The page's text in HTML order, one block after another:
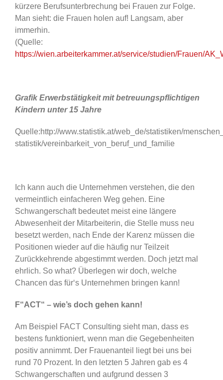
kürzere Berufsunterbrechung bei Frauen zur Folge.
Man sieht: die Frauen holen auf! Langsam, aber
immerhin.
(Quelle:
https://wien.arbeiterkammer.at/service/studien/Frauen/
Grafik Erwerbstätigkeit mit betreuungspflichtigen
Kindern unter 15 Jahre
Quelle:http://www.statistik.at/web_de/statistiken/
statistik/vereinbarkeit_von_beruf_und_familie
Ich kann auch die Unternehmen verstehen, die den
vermeintlich einfacheren Weg gehen. Eine
Schwangerschaft bedeutet meist eine längere
Abwesenheit der Mitarbeiterin, die Stelle muss neu
besetzt werden, nach Ende der Karenz müssen die
Positionen wieder auf die häufig nur Teilzeit
Zurückkehrende abgestimmt werden. Doch jetzt mal
ehrlich. So what? Überlegen wir doch, welche
Chancen das für‘s Unternehmen bringen kann!
F“ACT“ – wie’s doch gehen kann!
Am Beispiel FACT Consulting sieht man, dass es
bestens funktioniert, wenn man die Gegebenheiten
positiv annimmt. Der Frauenanteil liegt bei uns bei
rund 70 Prozent. In den letzten 5 Jahren gab es 4
Schwangerschaften und aufgrund dessen 3